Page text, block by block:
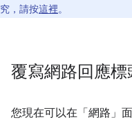
究，請按這裡。
覆寫網路回應標
您現在可以在「網路」